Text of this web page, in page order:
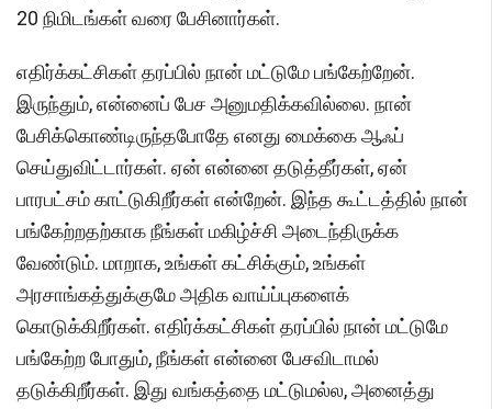
20 நிமிடங்கள் வரை பேசினார்கள்.
எதிர்க்கட்சிகள் தரப்பில் நான் மட்டுமே பங்கேற்றேன்.
இருந்தும், என்னைப் பேச அனுமதிக்கவில்லை. நான்
பேசிக்கொண்டிருந்தபோதே எனது மைக்கை ஆஃப்
செய்துவிட்டார்கள். ஏன் என்னை தடுத்தீர்கள், ஏன்
பாரபட்சம் காட்டுகிறீர்கள் என்றேன். இந்த கூட்டத்தில் நான்
பங்கேற்றதற்காக நீங்கள் மகிழ்ச்சி அடைந்திருக்க
வேண்டும். மாறாக, உங்கள் கட்சிக்கும், உங்கள்
அரசாங்கத்துக்குமே அதிக வாய்ப்புகளைக்
கொடுக்கிறீர்கள். எதிர்க்கட்சிகள் தரப்பில் நான் மட்டுமே
பங்கேற்ற போதும், நீங்கள் என்னை பேசவிடாமல்
தடுக்கிறீர்கள். இது வங்கத்தை மட்டுமல்ல, அனைத்து